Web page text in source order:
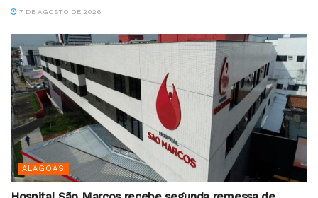
7 DE AGOSTO DE 2026
ALAGOAS